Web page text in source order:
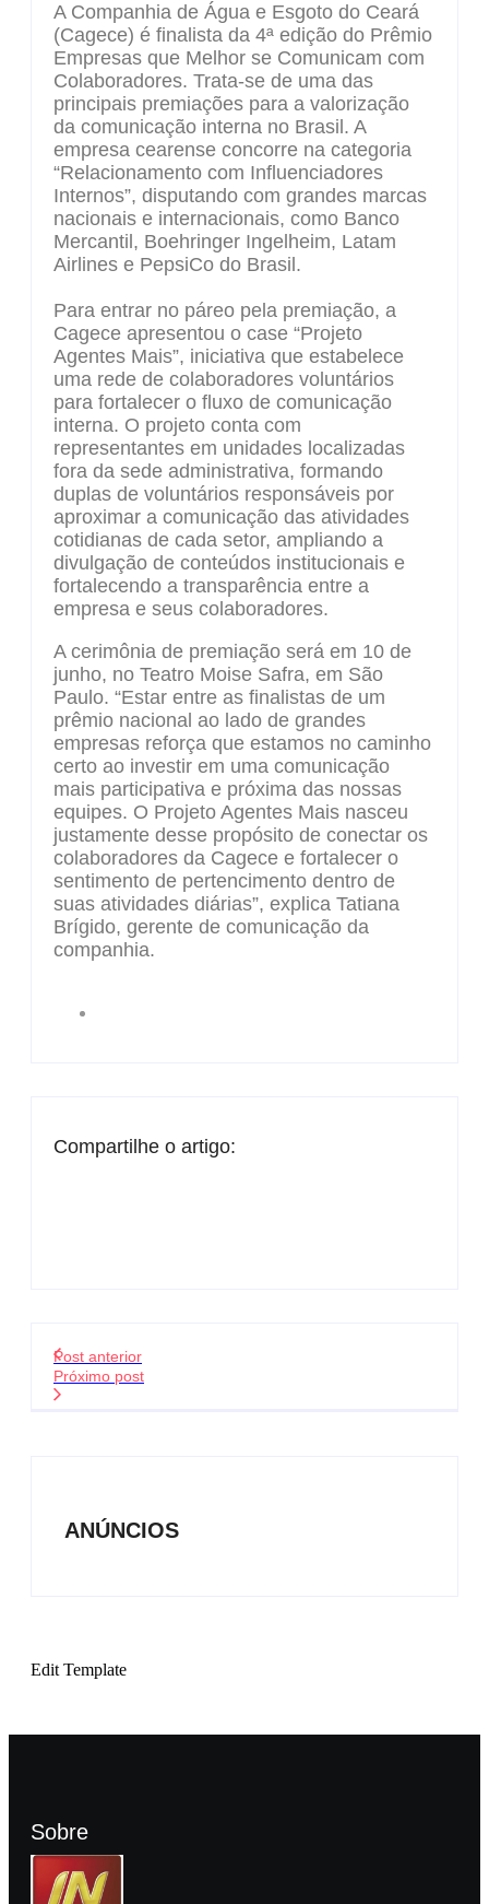
A Companhia de Água e Esgoto do Ceará
(Cagece) é finalista da 4ª edição do Prêmio
Empresas que Melhor se Comunicam com
Colaboradores. Trata-se de uma das
principais premiações para a valorização
da comunicação interna no Brasil. A
empresa cearense concorre na categoria
“Relacionamento com Influenciadores
Internos”, disputando com grandes marcas
nacionais e internacionais, como Banco
Mercantil, Boehringer Ingelheim, Latam
Airlines e PepsiCo do Brasil.
Para entrar no páreo pela premiação, a
Cagece apresentou o case “Projeto
Agentes Mais”, iniciativa que estabelece
uma rede de colaboradores voluntários
para fortalecer o fluxo de comunicação
interna. O projeto conta com
representantes em unidades localizadas
fora da sede administrativa, formando
duplas de voluntários responsáveis por
aproximar a comunicação das atividades
cotidianas de cada setor, ampliando a
divulgação de conteúdos institucionais e
fortalecendo a transparência entre a
empresa e seus colaboradores.
A cerimônia de premiação será em 10 de
junho, no Teatro Moise Safra, em São
Paulo. “Estar entre as finalistas de um
prêmio nacional ao lado de grandes
empresas reforça que estamos no caminho
certo ao investir em uma comunicação
mais participativa e próxima das nossas
equipes. O Projeto Agentes Mais nasceu
justamente desse propósito de conectar os
colaboradores da Cagece e fortalecer o
sentimento de pertencimento dentro de
suas atividades diárias”, explica Tatiana
Brígido, gerente de comunicação da
companhia.
Compartilhe o artigo:
Post anterior
Próximo post
ANÚNCIOS
Edit Template
Sobre